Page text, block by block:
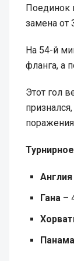
Поединок
замена от
На 54-й
фланга, а
Этот гол
Англия
Гана –
Панама